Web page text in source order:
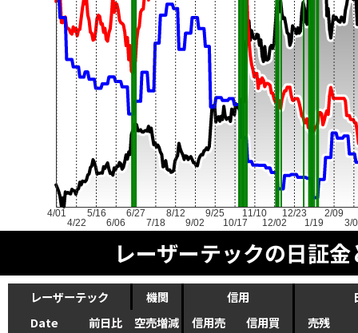
4/01
4/22
5/16
6/06
6/27
7/18
8/12
9/02
9/25
10/17
11/10
12/02
12/23
1/19
2/09
3/
レーザーテックの日証
レーザーテック 機関 信用
Date
前日比 空売増減 信用売 信用買 売残